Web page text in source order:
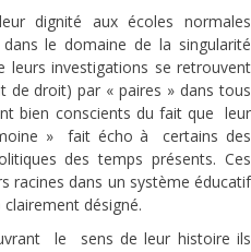
dignité aux écoles normales
le domaine de la singularité
leurs investigations se retrouvent
de droit) par « paires » dans tous
bien conscients du fait que leur
» fait écho à certains des
des temps présents. Ces
racines dans un système éducatif
clairement désigné.
le sens de leur histoire ils